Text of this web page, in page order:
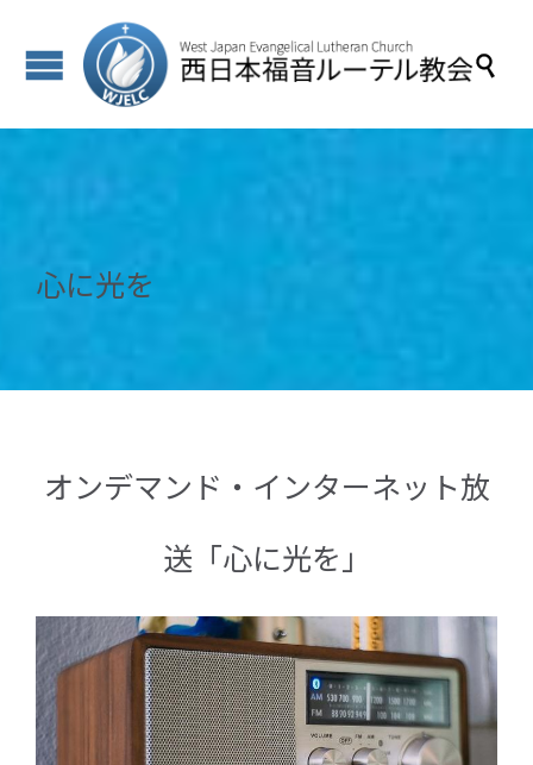

心に光を
オンデマンド・インターネット放
送「心に光を」